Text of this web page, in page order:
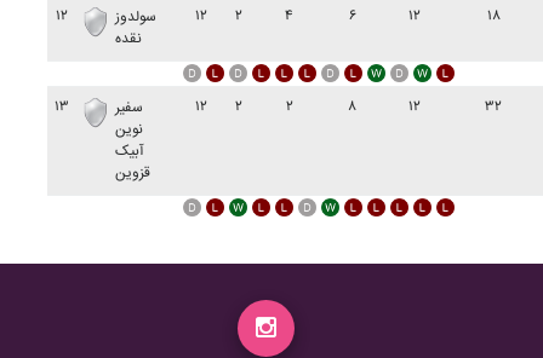
۱۲
سولدوز
نقده
۱۲ ۲ ۴ ۶ ۱۲ ۱۸
۱۳
سفير
نوين
آبيک
قزوين
۱۲ ۲ ۲ ۸ ۱۲ ۳۲